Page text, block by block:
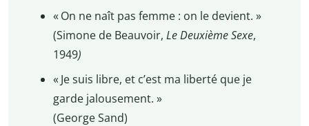
« On ne naît pas femme : on le devient. »
(Simone de Beauvoir, Le Deuxième Sexe,
1949)
« Je suis libre, et c’est ma liberté que je
garde jalousement. »
(George Sand)